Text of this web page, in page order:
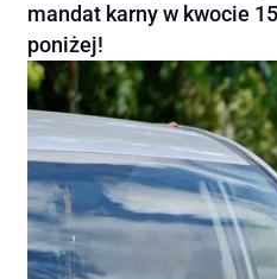
mandat karny w kwocie
poniżej!